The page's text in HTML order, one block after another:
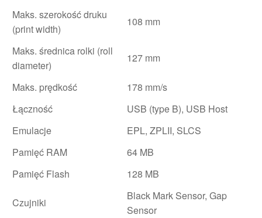
Maks. szerokość druku
(print width)
108 mm
Maks. średnica rolki (roll
diameter)
127 mm
Maks. prędkość
178 mm/s
Łączność
USB (type B), USB Host
Emulacje
EPL, ZPLII, SLCS
Pamięć RAM
64 MB
Pamięć Flash
128 MB
Czujniki
Black Mark Sensor, Gap
Sensor